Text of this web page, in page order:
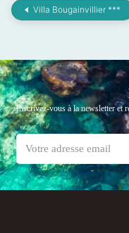
Villa Bougainvillier ***
Inscrivez-vous à la newsletter et